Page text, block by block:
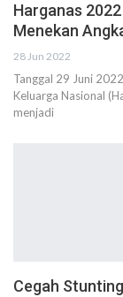
Harganas
Menekan
28 Jun 2022
Tanggal 29 Juni
Keluarga Nasional
menjadi
Cegah